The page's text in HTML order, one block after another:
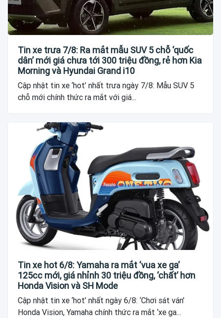
Tin xe trưa 7/8: Ra mắt mẫu SUV 5 chỗ ‘quốc
dân’ mới giá chưa tới 300 triệu đồng, rẻ hơn Kia
Morning và Hyundai Grand i10
Cập nhật tin xe ‘hot’ nhất trưa ngày 7/8: Mẫu SUV 5
chỗ mới chính thức ra mắt với giá...
Tin xe hot 6/8: Yamaha ra mắt ‘vua xe ga’
125cc mới, giá nhỉnh 30 triệu đồng, ‘chất’ hơn
Honda Vision và SH Mode
Cập nhật tin xe ‘hot’ nhất ngày 6/8: ‘Chơi sát ván’
Honda Vision, Yamaha chính thức ra mắt ‘xe ga...